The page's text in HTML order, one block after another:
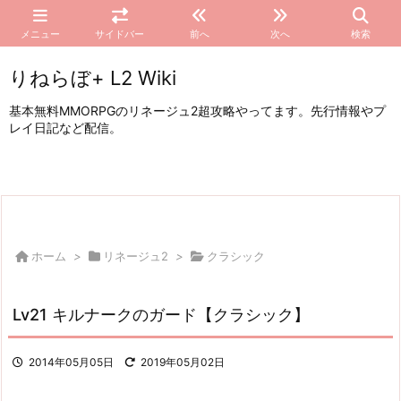
メニュー サイドバー 前へ 次へ 検索
りねらぼ+ L2 Wiki
基本無料MMORPGのリネージュ2超攻略やってます。先行情報やプ
レイ日記など配信。
ホーム > リネージュ2 > クラシック
Lv21 キルナークのガード【クラシック】
2014年05月05日 2019年05月02日